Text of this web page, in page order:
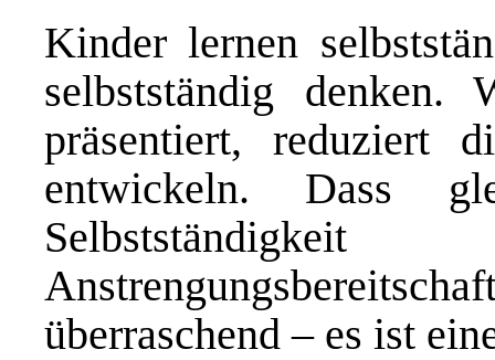
Kinder lernen
selbstständig denken.
präsentiert, reduziert
entwickeln. Dass
überraschend – es ist